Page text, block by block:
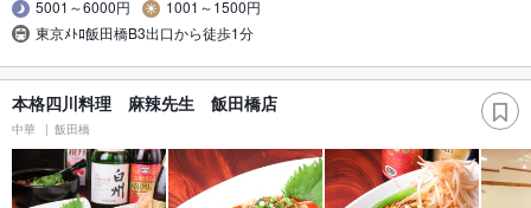
5001～6000円
1001～1500円
東京ﾒﾄﾛ飯田橋B3出口から徒歩1分
本格四川料理 麻辣先生 飯田橋店
中華 飯田橋